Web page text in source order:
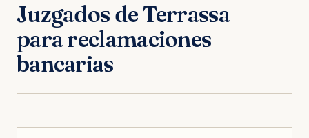
Juzgados de Terrassa
para reclamaciones
bancarias